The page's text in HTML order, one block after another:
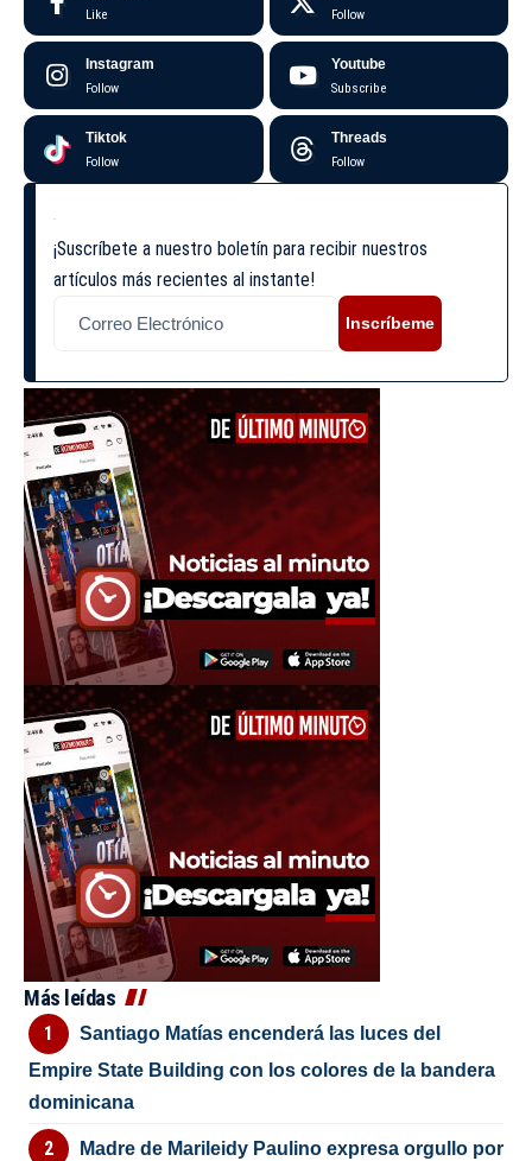
Like Follow
Instagram
Follow
Youtube
Subscribe
Tiktok
Follow
Threads
Follow
¡Suscríbete a nuestro boletín para recibir nuestros
artículos más recientes al instante!
Inscríbeme
Más leídas
Santiago Matías encenderá las luces del
Empire State Building con los colores de la bandera
dominicana
Madre de Marileidy Paulino expresa orgullo por